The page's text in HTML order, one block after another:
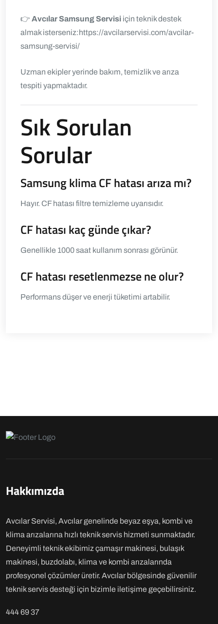
👉 Avcılar Samsung Servisi için teknik destek
almak isterseniz:https://avcilarservisi.com/avcilar-
samsung-servisi/
Uzman ekipler yerinde bakım, temizlik ve arıza
tespiti yapmaktadır.
Sık Sorulan
Sorular
Samsung klima CF hatası arıza mı?
Hayır. CF hatası filtre temizleme uyarısıdır.
CF hatası kaç günde çıkar?
Genellikle 1000 saat kullanım sonrası görünür.
CF hatası resetlenmezse ne olur?
Performans düşer ve enerji tüketimi artabilir.
Hakkımızda
Avcılar Servisi, Avcılar genelinde beyaz eşya, kombi ve
klima arızalarına hızlı teknik servis hizmeti sunmaktadır.
Deneyimli teknik ekibimiz çamaşır makinesi, bulaşık
makinesi, buzdolabı, klima ve kombi arızalarında
profesyonel çözümler üretir. Avcılar bölgesinde güvenilir
teknik servis desteği için bizimle iletişime geçebilirsiniz.
444 69 37